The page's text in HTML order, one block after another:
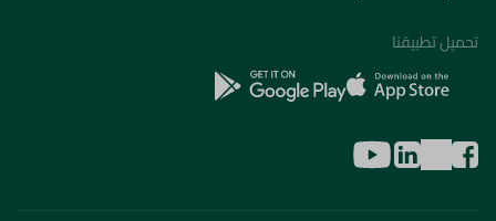
تحميل تطبيقنا